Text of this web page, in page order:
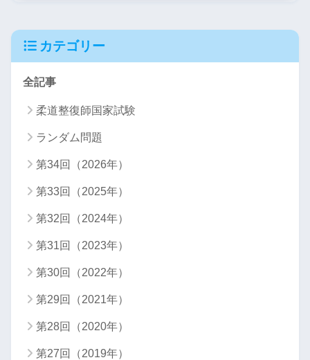
カテゴリー
全記事
柔道整復師国家試験
ランダム問題
第34回（2026年）
第33回（2025年）
第32回（2024年）
第31回（2023年）
第30回（2022年）
第29回（2021年）
第28回（2020年）
第27回（2019年）